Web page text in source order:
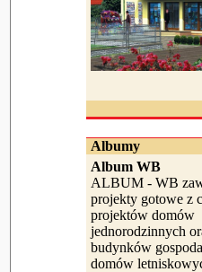
Albumy
Album WB
ALBUM - WB
projekty gotowe z
projektów domów
jednorodzinnych
budynków
domów